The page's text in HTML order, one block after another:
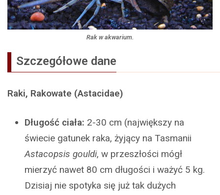
Rak w akwarium.
Szczegółowe dane
Raki, Rakowate (Astacidae)
Długość ciała: 2-30 cm (największy na
świecie gatunek raka, żyjący na Tasmanii
Astacopsis gouldi, w przeszłości mógł
mierzyć nawet 80 cm długości i ważyć 5 kg.
Dzisiaj nie spotyka się już tak dużych